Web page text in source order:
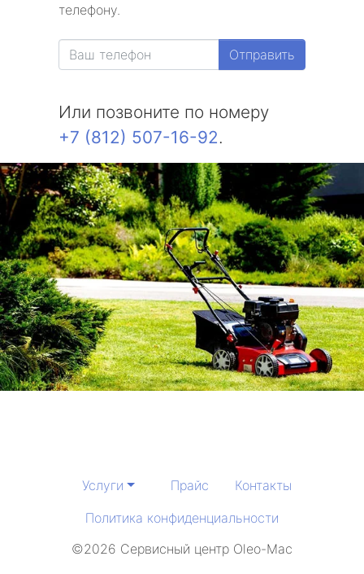
телефону.
Отправить
Или позвоните по номеру
+7 (812) 507-16-92.
Услуги Прайс
Контакты
Политика конфиденциальности
©2026 Сервисный центр Oleo-Mac